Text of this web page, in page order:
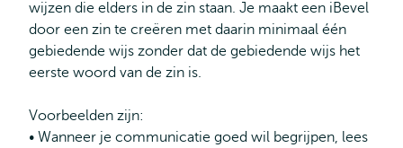
wijzen die elders in de zin staan. Je maakt een iBevel
door een zin te creëren met daarin minimaal één
gebiedende wijs zonder dat de gebiedende wijs het
eerste woord van de zin is.
Voorbeelden zijn:
• Wanneer je communicatie goed wil begrijpen, lees